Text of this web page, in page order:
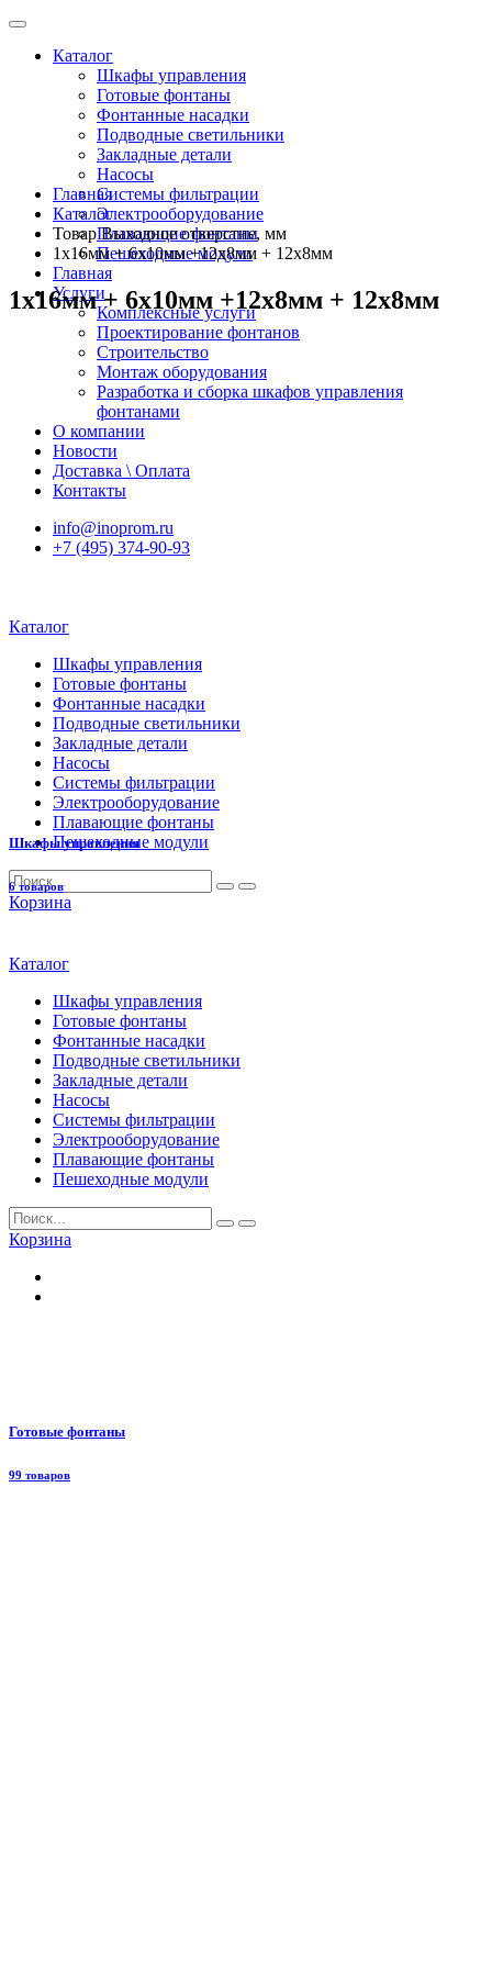
Каталог
Шкафы управления
Готовые фонтаны
Фонтанные насадки
Подводные светильники
Закладные детали
Насосы
Системы фильтрации
Электрооборудование
Плавающие фонтаны
Пешеходные модули
Главная
Услуги
Комплексные услуги
Проектирование фонтанов
Строительство
Монтаж оборудования
Разработка и сборка шкафов управления
фонтанами
О компании
Новости
Доставка \ Оплата
Контакты
info@inoprom.ru
+7 (495) 374-90-93
Каталог
Шкафы управления
Готовые фонтаны
Фонтанные насадки
Подводные светильники
Закладные детали
Насосы
Системы фильтрации
Электрооборудование
Плавающие фонтаны
Пешеходные модули
Корзина
Каталог
Шкафы управления
Готовые фонтаны
Фонтанные насадки
Подводные светильники
Закладные детали
Насосы
Системы фильтрации
Электрооборудование
Плавающие фонтаны
Пешеходные модули
Корзина
Главная
Каталог
Товар Выходное отверстие, мм
1х16мм + 6х10мм +12х8мм + 12х8мм
1х16мм + 6х10мм +12х8мм + 12х8мм
Шкафы управления
6 товаров
Готовые фонтаны
99 товаров